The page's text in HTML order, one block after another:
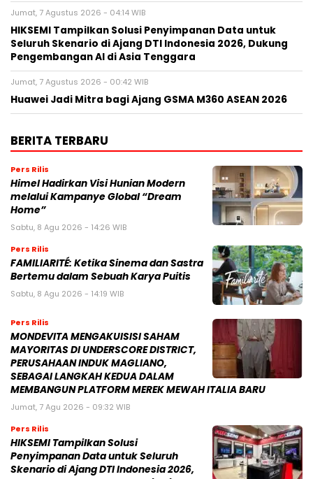
Jumat, 7 Agustus 2026 - 04:14 WIB
HIKSEMI Tampilkan Solusi Penyimpanan Data untuk
Seluruh Skenario di Ajang DTI Indonesia 2026, Dukung
Pengembangan AI di Asia Tenggara
Jumat, 7 Agustus 2026 - 00:42 WIB
Huawei Jadi Mitra bagi Ajang GSMA M360 ASEAN 2026
BERITA TERBARU
Pers Rilis
Himel Hadirkan Visi Hunian Modern
melalui Kampanye Global “Dream
Home”
Sabtu, 8 Agu 2026 - 14:26 WIB
Pers Rilis
FAMILIARITÉ: Ketika Sinema dan Sastra
Bertemu dalam Sebuah Karya Puitis
Sabtu, 8 Agu 2026 - 14:19 WIB
Pers Rilis
MONDEVITA MENGAKUISISI SAHAM
MAYORITAS DI UNDERSCORE DISTRICT,
PERUSAHAAN INDUK MAGLIANO,
SEBAGAI LANGKAH KEDUA DALAM
MEMBANGUN PLATFORM MEREK MEWAH ITALIA BARU
Jumat, 7 Agu 2026 - 09:32 WIB
Pers Rilis
HIKSEMI Tampilkan Solusi
Penyimpanan Data untuk Seluruh
Skenario di Ajang DTI Indonesia 2026,